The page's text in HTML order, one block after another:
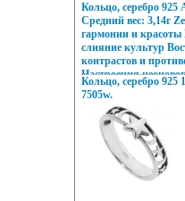
Кольцо, серебро 925
Средний вес: 3,14г
гармонии и красоты
слияние культур
контрастов и
Настроения
французских
индийских
рифов и лазурных
моды и тенденций
воплотилось в
Дизайнеры
подходу создания
украшающих образ
Кольцо, серебро 925
7505w.